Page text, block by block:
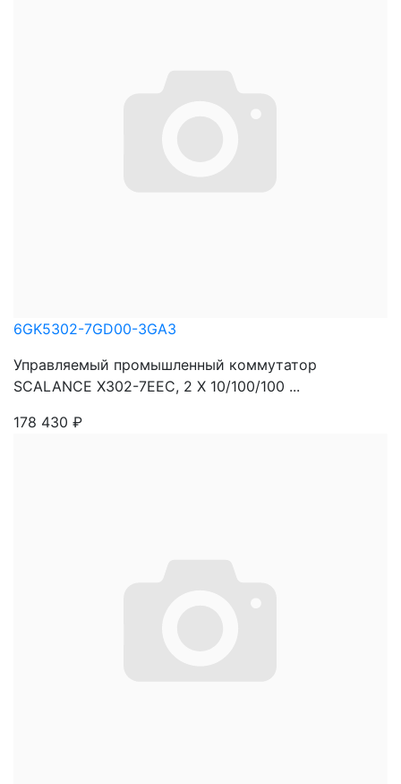
6GK5302-7GD00-3GA3
Управляемый промышленный коммутатор
SCALANCE X302-7EEC, 2 X 10/100/100 ...
178 430 ₽